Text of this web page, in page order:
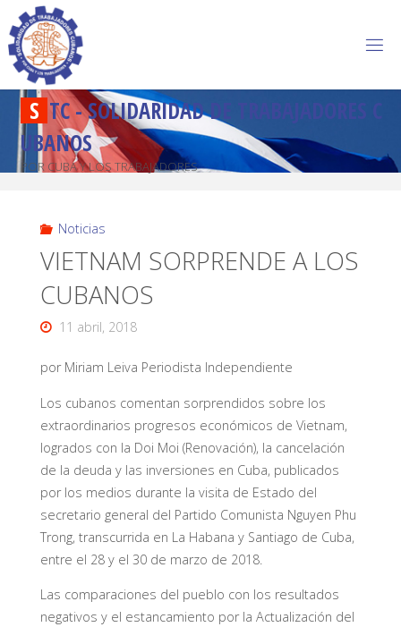
S TC-SOLIDARIDADD R A BAJADORES C
U BANOS
POR CUBA Y LOS TRABAJADORES
Noticias
VIETNAM SORPRENDE A LOS
CUBANOS
11 abril, 2018
por Miriam Leiva Periodista Independiente
Los cubanos comentan sorprendidos sobre los
extraordinarios progresos económicos de Vietnam,
logrados con la Doi Moi (Renovación), la cancelación
de la deuda y las inversiones en Cuba, publicados
por los medios durante la visita de Estado del
secretario general del Partido Comunista Nguyen Phu
Trong, transcurrida en La Habana y Santiago de Cuba,
entre el 28 y el 30 de marzo de 2018.
Las comparaciones del pueblo con los resultados
negativos y el estancamiento por la Actualización del